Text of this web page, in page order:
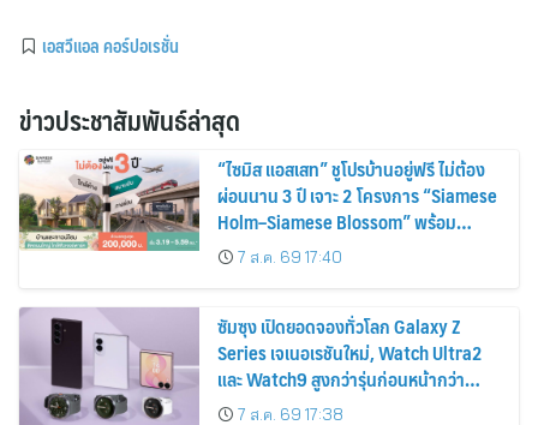
เอสวีแอล คอร์ปอเรชั่น
ข่าวประชาสัมพันธ์ล่าสุด
“ไซมิส แอสเสท” ชูโปรบ้านอยู่ฟรี ไม่ต้อง
ผ่อนนาน 3 ปี เจาะ 2 โครงการ “Siamese
Holm–Siamese Blossom” พร้อม
ส่วนลดและสิทธิพิเศษถึง 31 สิงหาคม
2569
7 ส.ค. 69 17:40
ซัมซุง เปิดยอดจองทั่วโลก Galaxy Z
Series เจเนอเรชันใหม่, Watch Ultra2
และ Watch9 สูงกว่ารุ่นก่อนหน้ากว่า
30%7 ส.ค. 69 17:38